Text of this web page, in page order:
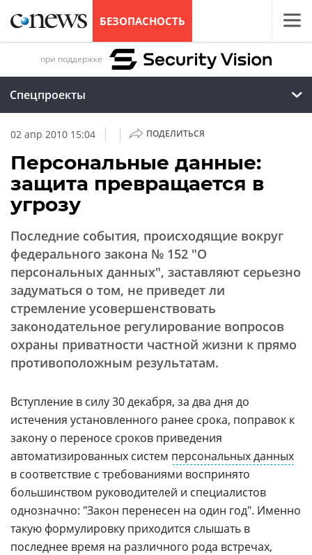
БЕЗОПАСНОСТЬ
при поддержке
Спецпроекты
02 апр 2010 15:04 | | ПОДЕЛИТЬСЯ
Персональные данные:
защита превращается в
угрозу
Последние события, происходящие вокруг
федерального закона № 152 "О
персональных данных", заставляют серьезно
задуматься о том, не приведет ли
стремление усовершенствовать
законодательное регулирование вопросов
охраны приватности частной жизни к прямо
противоположным результатам.
Вступление в силу 30 декабря, за два дня до
истечения установленного ранее срока, поправок к
закону о переносе сроков приведения
автоматизированных систем персональных данных
в соответствие с требованиями воспринято
большинством руководителей и специалистов
однозначно: "Закон перенесен на один год". Именно
такую формулировку приходится слышать в
последнее время на различного рода встречах,